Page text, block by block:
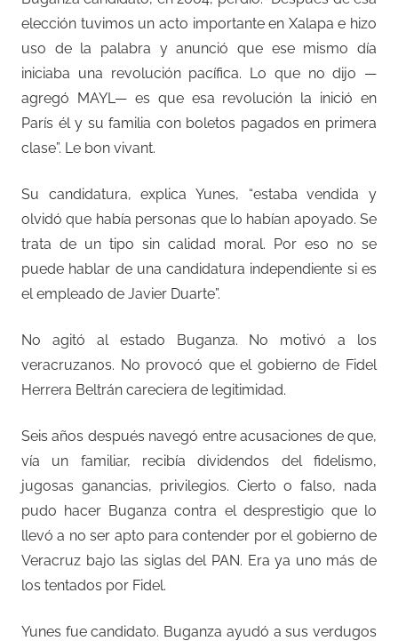
elección tuvimos un acto importante en Xalapa e hizo
uso de la palabra y anunció que ese mismo día
iniciaba una revolución pacífica. Lo que no dijo —
agregó MAYL— es que esa revolución la inició en
París él y su familia con boletos pagados en primera
clase”. Le bon vivant.
Su candidatura, explica Yunes, “estaba vendida y
olvidó que había personas que lo habían apoyado. Se
trata de un tipo sin calidad moral. Por eso no se
puede hablar de una candidatura independiente si es
el empleado de Javier Duarte”.
No agitó al estado Buganza. No motivó a los
veracruzanos. No provocó que el gobierno de Fidel
Herrera Beltrán careciera de legitimidad.
Seis años después navegó entre acusaciones de que,
vía un familiar, recibía dividendos del fidelismo,
jugosas ganancias, privilegios. Cierto o falso, nada
pudo hacer Buganza contra el desprestigio que lo
llevó a no ser apto para contender por el gobierno de
Veracruz bajo las siglas del PAN. Era ya uno más de
los tentados por Fidel.
Yunes fue candidato. Buganza ayudó a sus verdugos